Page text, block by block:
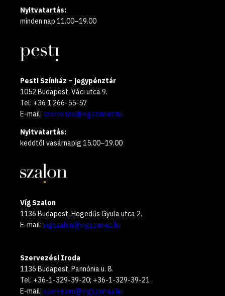
Nyitvatartás:
minden nap 11.00–19.00
Pesti Színház – jegypénztár
1052 Budapest, Váci utca 9.
Tel: +36 1 266-55-57
E-mail: szervezes@vigszinhaz.hu
Nyitvatartás:
keddtől vasárnapig 15.00–19.00
Víg Szalon
1136 Budapest, Hegedűs Gyula utca 2.
E-mail: vigszalon@vigszinhaz.hu
Szervezési Iroda
1136 Budapest, Pannónia u. 8.
Tel: +36-1-329-39-20; +36-1-329-39-21
E-mail: szervezes@vigszinhaz.hu